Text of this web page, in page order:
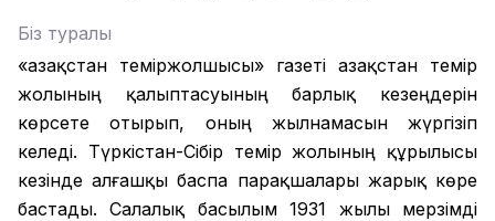
Біз туралы
«Қазақстан теміржолшысы» газеті Қазақстан темір
жолының қалыптасуының барлық кезеңдерін
көрсете отырып, оның жылнамасын жүргізіп
келеді. Түркістан-Сібір темір жолының құрылысы
кезінде алғашқы баспа парақшалары жарық көре
бастады. Салалық басылым 1931 жылы мерзімді